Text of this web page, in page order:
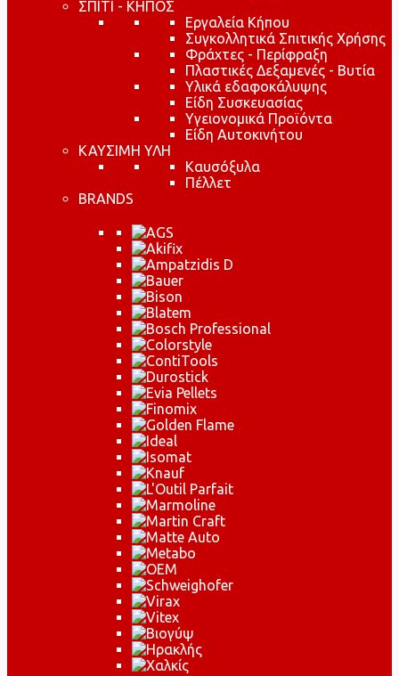
ΣΠΙΤΙ - ΚΗΠΟΣ
Εργαλεία Κήπου
Συγκολλητικά Σπιτικής Χρήσης
Φράχτες - Περίφραξη
Πλαστικές Δεξαμενές - Βυτία
Υλικά εδαφοκάλυψης
Είδη Συσκευασίας
Υγειονομικά Προϊόντα
Είδη Αυτοκινήτου
ΚΑΥΣΙΜΗ ΥΛΗ
Καυσόξυλα
Πέλλετ
BRANDS